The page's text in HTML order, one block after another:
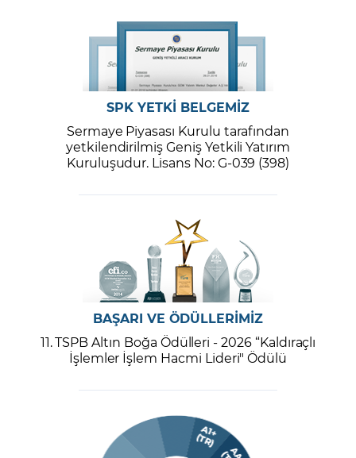
SPK YETKİ BELGEMİZ
Sermaye Piyasası Kurulu tarafından
yetkilendirilmiş Geniş Yetkili Yatırım
Kuruluşudur. Lisans No: G-039 (398)
BAŞARI VE ÖDÜLLERİMİZ
11. TSPB Altın Boğa Ödülleri - 2026 “Kaldıraçlı
İşlemler İşlem Hacmi Lideri" Ödülü